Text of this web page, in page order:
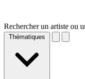
Rechercher un artiste ou
Thématiques